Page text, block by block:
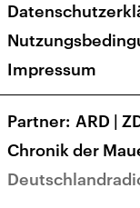
Presse
Karriere
Transparenz
Impressum
Partner ARD |
Chronik der